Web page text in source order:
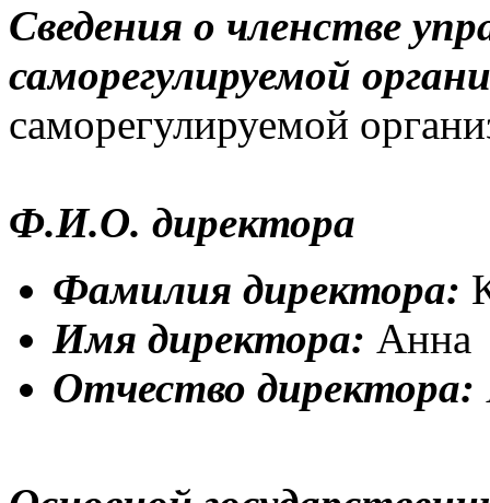
Сведения о членстве
саморегулируемой
саморегулируемой
Ф.И.О. директора
Фамилия директора:
Имя директора: Анна
Отчество директора: